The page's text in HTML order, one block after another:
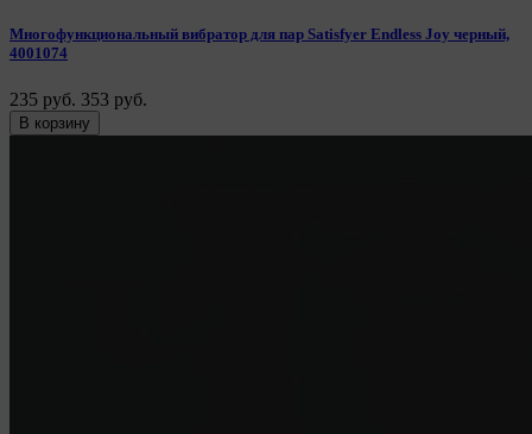
Многофункциональный вибратор для пар Satisfyer Endless Joy черный,
4001074
235 руб. 353 руб.
В корзину